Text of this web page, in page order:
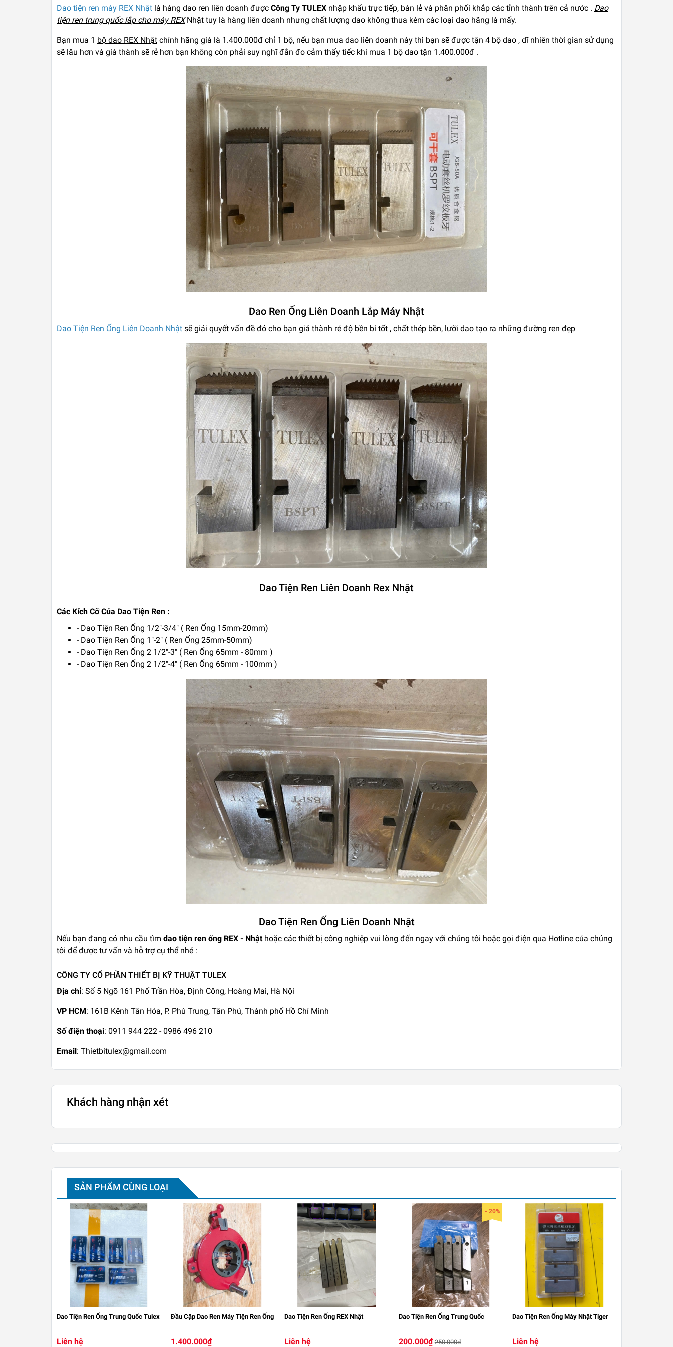
Dao tiện ren máy REX Nhật là hàng dao ren liên doanh được Công Ty TULEX nhập khẩu trực tiếp, bán lẻ và phân phối khắp các tỉnh thành trên cả nước . Dao
tiện ren trung quốc lắp cho máy REXNhật tuy là hàng liên doanh nhưng chất lượng dao không thua kém các loại dao hãng là mấy.
Bạn mua 1 bộ dao REX Nhật chính hãng giá là 1.400.000đ chỉ 1 bộ, nếu bạn mua dao liên doanh này thì bạn sẽ được tận 4 bộ dao , dĩ nhiên thời gian sử dụng
sẽ lâu hơn và giá thành sẽ rẻ hơn bạn không còn phải suy nghĩ đắn đo cảm thấy tiếc khi mua 1 bộ dao tận 1.400.000đ .
Dao Ren Ống Liên Doanh Lắp Máy Nhật
Dao Tiện Ren Ống Liên Doanh Nhật sẽ giải quyết vấn đề đó cho bạn giá thành rẻ độ bền bỉ tốt , chất thép bền, lưỡi dao tạo ra những đường ren đẹp
Dao Tiện Ren Liên Doanh Rex Nhật
Các Kích Cỡ Của Dao Tiện Ren :
- Dao Tiện Ren Ống 1/2"-3/4" ( Ren Ống 15mm-20mm)
- Dao Tiện Ren Ống 1"-2" ( Ren Ống 25mm-50mm)
- Dao Tiện Ren Ống 2 1/2"-3" ( Ren Ống 65mm - 80mm )
- Dao Tiện Ren Ống 2 1/2"-4" ( Ren Ống 65mm - 100mm )
Dao Tiện Ren Ống Liên Doanh Nhật
Nếu bạn đang có nhu cầu tìm dao tiện ren ống REX - Nhật hoặc các thiết bị công nghiệp vui lòng đến ngay với chúng tôi hoặc gọi điện qua Hotline của chúng
tôi để được tư vấn và hỗ trợ cụ thể nhé :
CÔNG TY CỔ PHẦN THIẾT BỊ KỸ THUẬT TULEX
Địa chỉ: Số 5 Ngõ 161 Phố Trần Hòa, Định Công, Hoàng Mai, Hà Nội
VP HCM: 161B Kênh Tân Hóa, P. Phú Trung, Tân Phú, Thành phố Hồ Chí Minh
Số điện thoại: 0911 944 222 - 0986 496 210
Email : Thietbitulex@gmail.com
Khách hàng nhận xét
SẢN PHẨM CÙNG LOẠI
Dao Tiện Ren Ống Trung Quốc Tulex
Liên hệ
Đầu Cặp Dao Ren Máy Tiện Ren Ống
1.400.000₫
Dao Tiện Ren Ống REX Nhật
Liên hệ
- 20%
Dao Tiện Ren Ống Trung Quốc
200.000₫ 250.000₫
Dao Tiện Ren Ống Máy Nhật Tiger
Liên hệ